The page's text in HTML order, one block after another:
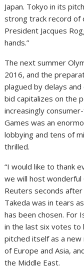
Japan. Tokyo in its
strong track record of
President Jacques
hands.”
The next summer
2016, and the
plagued by delays
bid capitalizes on the
increasingly
Games was an
lobbying and tens of
thrilled.
“I would like to thank
we will host wonderful
Reuters seconds
Takeda was in tears
has been chosen. For
in the last six votes to
pitched itself as a
of Europe and Asia,
the Middle East.